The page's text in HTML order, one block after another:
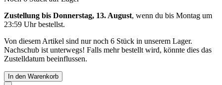
Zustellung bis Donnerstag, 13. August, wenn du bis Montag um
23:59 Uhrbestellst.
Von diesem Artikel sind nur noch 6 Stück in unserem Lager.
Nachschub ist unterwegs! Falls mehr bestellt wird, könnte dies das
Zustelldatum beeinflussen.
In den Warenkorb